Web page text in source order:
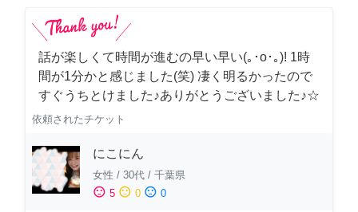
話が楽しくて時間が進むの早い早い(｡･о･｡)! 1時
間が1分かと感じました(笑) 凄く明るかったので
すぐうちとけました♪ありがとうございました♪☆
依頼されたチケット
にこにん
女性 / 30代 / 千葉県
sentiment_satisfied 5 sentiment_neutral 0 sentiment_dissatisfied 0